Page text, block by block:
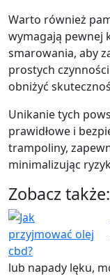
Warto również
wymagają pewnej
smarowania, aby
prostych
obniżyć
Unikanie tych
prawidłowe i
trampoliny,
minimalizując
Zobacz także:
lub napady lęku,